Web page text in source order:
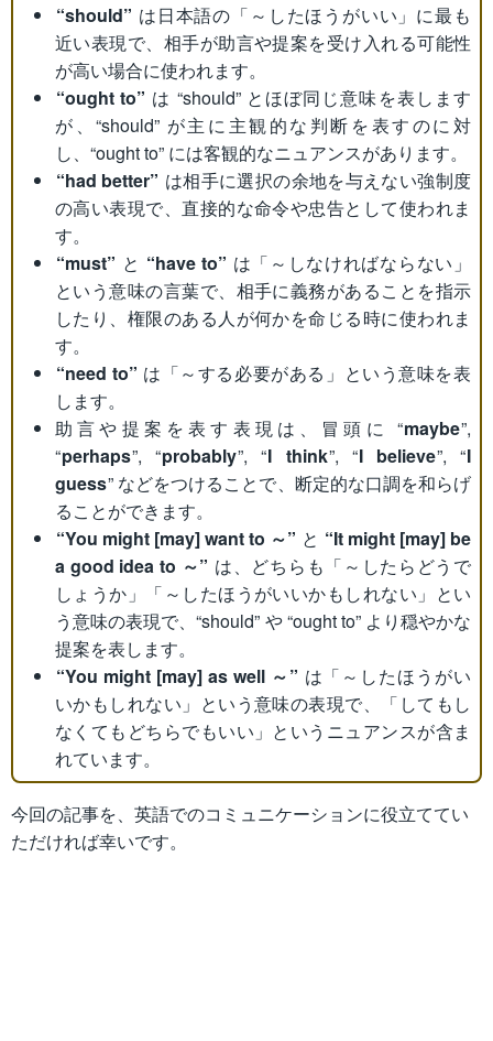
“should” は日本語の「～したほうがいい」に最も
近い表現で、相手が助言や提案を受け入れる可能性
が高い場合に使われます。
“ought to” は “should” とほぼ同じ意味を表します
が、“should” が主に主観的な判断を表すのに対
し、“ought to” には客観的なニュアンスがあります。
“had better” は相手に選択の余地を与えない強制度
の高い表現で、直接的な命令や忠告として使われま
す。
“must” と “have to” は「～しなければならない」
という意味の言葉で、相手に義務があることを指示
したり、権限のある人が何かを命じる時に使われま
す。
“need to” は「～する必要がある」という意味を表
します。
助言や提案を表す表現は、冒頭に “maybe”,
“perhaps”, “probably”, “I think”, “I believe”, “I
guess” などをつけることで、断定的な口調を和らげ
ることができます。
“You might [may] want to ～” と “It might [may] be
a good idea to ～” は、どちらも「～したらどうで
しょうか」「～したほうがいいかもしれない」とい
う意味の表現で、“should” や “ought to” より穏やかな
提案を表します。
“You might [may] as well ～” は「～したほうがい
いかもしれない」という意味の表現で、「してもし
なくてもどちらでもいい」というニュアンスが含ま
れています。
今回の記事を、英語でのコミュニケーションに役立ててい
ただければ幸いです。